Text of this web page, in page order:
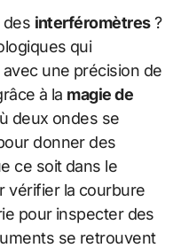
des interféromètres?
qui
une précision de
à la magie de
deux ondes se
donner des
ce soit dans le
vérifier la courbure
pour inspecter des
se retrouvent